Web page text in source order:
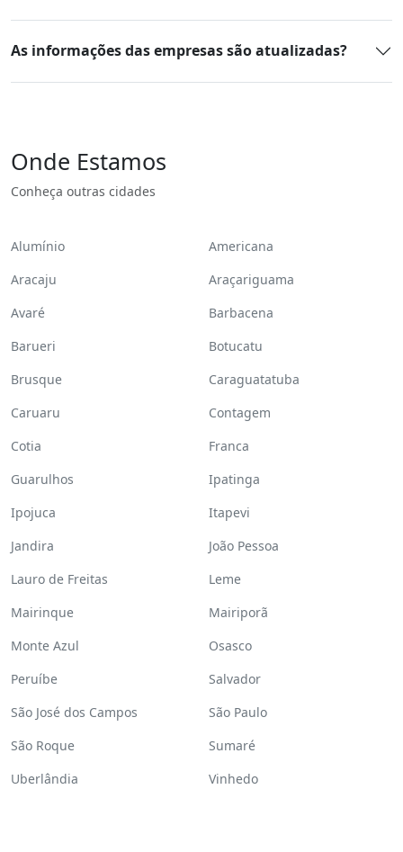
As informações das empresas são atualizadas?
Onde Estamos
Conheça outras cidades
Alumínio
Americana
Aracaju
Araçariguama
Avaré
Barbacena
Barueri
Botucatu
Brusque
Caraguatatuba
Caruaru
Contagem
Cotia
Franca
Guarulhos
Ipatinga
Ipojuca
Itapevi
Jandira
João Pessoa
Lauro de Freitas
Leme
Mairinque
Mairiporã
Monte Azul
Osasco
Peruíbe
Salvador
São José dos Campos
São Paulo
São Roque
Sumaré
Uberlândia
Vinhedo